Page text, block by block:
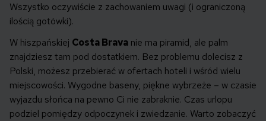
Wszystko oczywiście z zachowaniem uwagi (i ograniczoną
ilością gotówki).
W hiszpańskiej Costa Brava nie ma piramid, ale palm
znajdziesz tam pod dostatkiem. Bez problemu dolecisz z
Polski, możesz przebierać w ofertach hoteli i wśród wielu
miejscowości. Wygodne baseny, piękne wybrzeże – w czasie
wyjazdu słońca na pewno Ci nie zabraknie. Czas urlopu
podziel pomiędzy odpoczynek i zwiedzanie. Warto zobaczyć